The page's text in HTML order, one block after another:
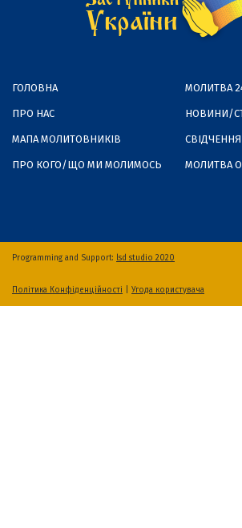
ГОЛОВНА
ПРО НАС
МАПА МОЛИТОВНИКІВ
ПРО КОГО/ЩО МИ МОЛИМОСЬ
МОЛИТВА
НОВИНИ/
СВІДЧЕННЯ
МОЛИТВА
Programming and Support: lsd studio 2020
Політика Конфіденційності Угода користувача